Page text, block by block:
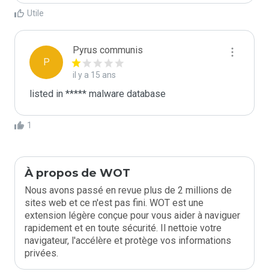
Utile
P
Pyrus communis
il y a 15 ans
listed in ***** malware database
1
À propos de WOT
Nous avons passé en revue plus de 2 millions de
sites web et ce n'est pas fini. WOT est une
extension légère conçue pour vous aider à naviguer
rapidement et en toute sécurité. Il nettoie votre
navigateur, l'accélère et protège vos informations
privées.